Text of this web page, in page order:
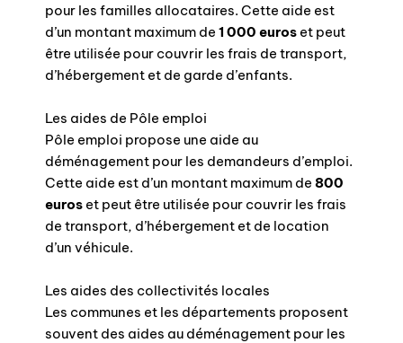
pour les familles allocataires. Cette aide est
d’un montant maximum de 1 000 euros et peut
être utilisée pour couvrir les frais de transport,
d’hébergement et de garde d’enfants.
Les aides de Pôle emploi
Pôle emploi propose une aide au
déménagement pour les demandeurs d’emploi.
Cette aide est d’un montant maximum de 800
euros et peut être utilisée pour couvrir les frais
de transport, d’hébergement et de location
d’un véhicule.
Les aides des collectivités locales
Les communes et les départements proposent
souvent des aides au déménagement pour les